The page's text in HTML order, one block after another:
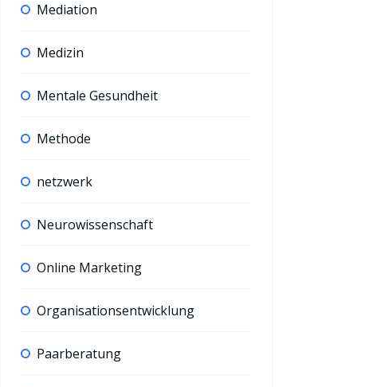
Systemischer Club
Einführung in die KI
Mediation
Medizin
Mentale Gesundheit
Methode
netzwerk
Neurowissenschaft
Online Marketing
Organisationsentwicklung
Paarberatung